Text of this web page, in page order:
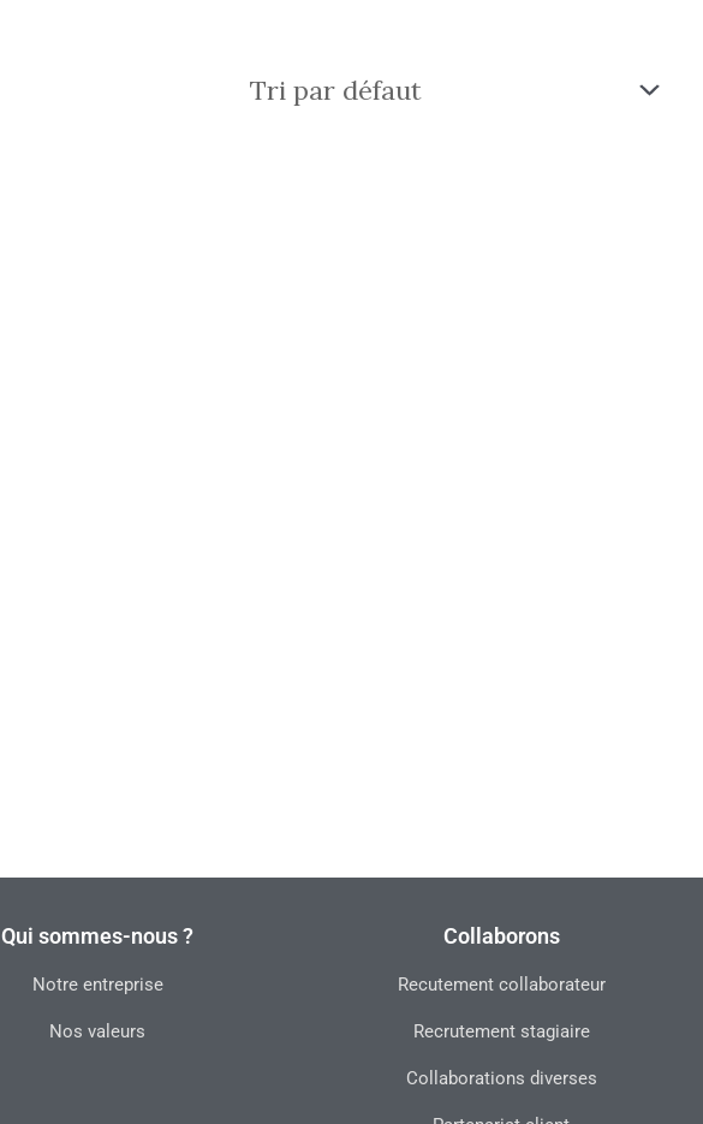
Qui sommes-nous ?
Notre entreprise
Nos valeurs
Collaborons
Recutement collaborateur
Recrutement stagiaire
Collaborations diverses